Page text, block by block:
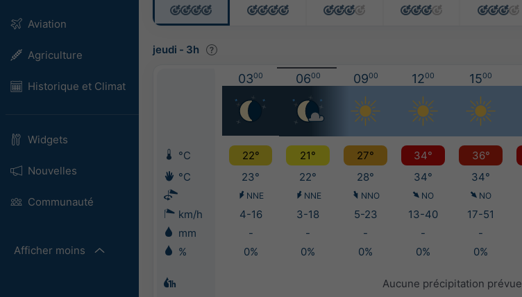
Aviation
Agriculture
Historique et Climat
Widgets
Nouvelles
Communauté
Afficher moins
jeudi - 3h
0300 0600 0900 1200 1500
°C 22° 21° 27° 34° 36°
°C
23° 22° 28° 34° 34°
NNE NNE NNO NO NO
km/h 4-16 3-18 5-23 13-40 17-51
mm
- - - - -
%
0% 0% 0% 0% 0%
Aucune précipitation prévue